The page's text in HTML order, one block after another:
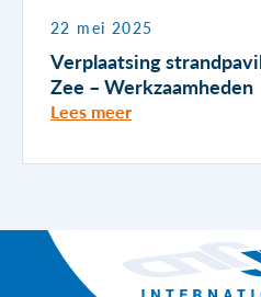
22 mei 2025
Verplaatsing
Zee – Werkzaamheden
Lees meer